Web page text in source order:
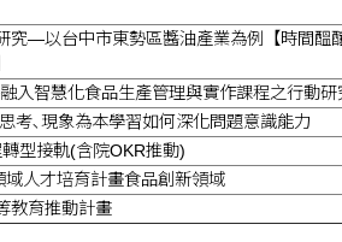
究—以台中市東勢區醬油產業為例【時間醞
入智慧化食品生產管理與實作課程之行動研
考､現象為本學習如何深化問題意識能力
型接軌(含院OKR推動)
人才培育計畫食品創新領域
教育推動計畫